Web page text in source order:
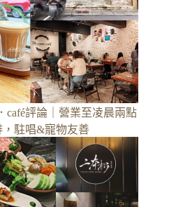
café評論｜營業至凌晨兩點
駐唱&寵物友善